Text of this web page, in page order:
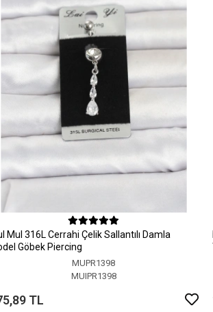
MuI 316L Cerrahi Çelik Sallantılı Damla
Göbek Piercing
MUPR1398
MUIPR1398
TL